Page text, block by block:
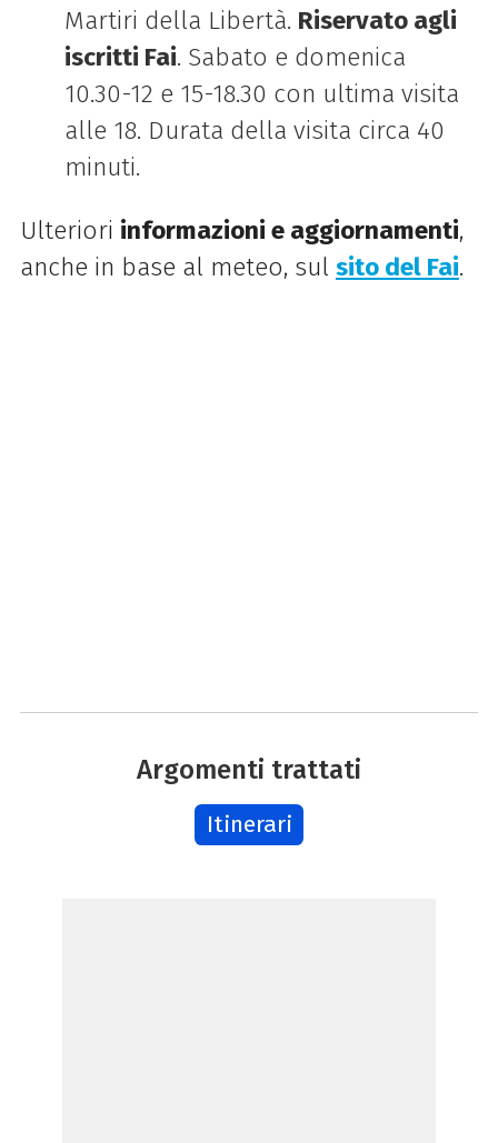
Martiri della Libertà. Riservato agli
iscritti Fai. Sabato e domenica
10.30-12 e 15-18.30 con ultima visita
alle 18. Durata della visita circa 40
minuti.
Ulteriori informazioni e aggiornamenti,
anche in base al meteo, sul sito del Fai.
Argomenti trattati
Itinerari